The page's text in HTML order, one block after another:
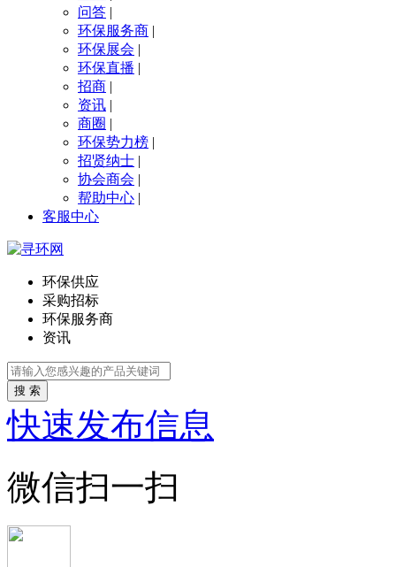
问答 |
环保服务商 |
环保展会 |
环保直播 |
招商 |
资讯 |
商圈 |
环保势力榜 |
招贤纳士 |
协会商会 |
帮助中心 |
客服中心
环保供应
采购招标
环保服务商
资讯
搜 索
快速发布信息
微信扫一扫